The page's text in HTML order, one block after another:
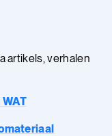
artikels, verhalen